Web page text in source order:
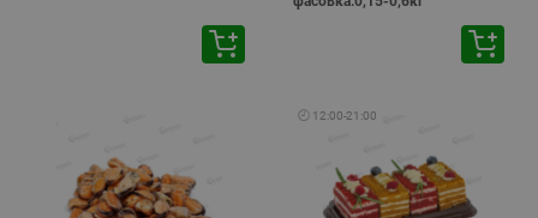
🕘 12:00-21:00